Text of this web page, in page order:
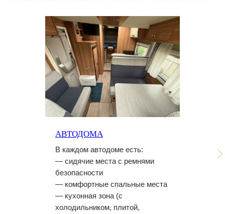
АВТОДОМА
В каждом автодоме есть:
— сидячие места с ремнями
безопасности
— комфортные спальные места
— кухонная зона (с
холодильником, плитой,